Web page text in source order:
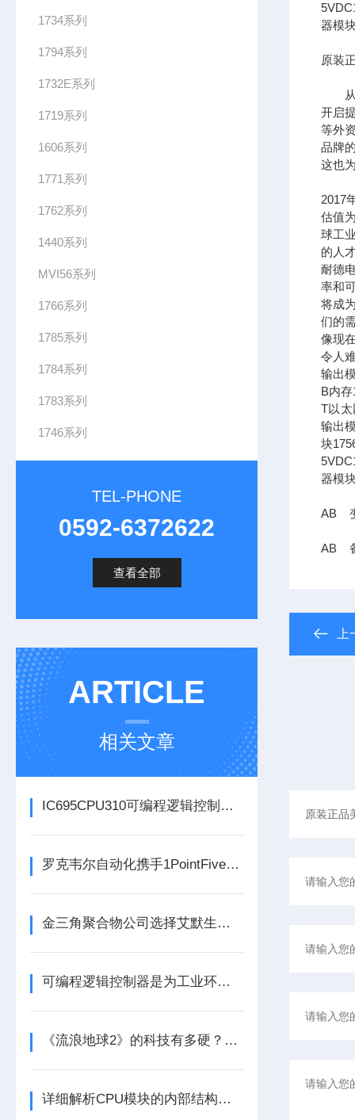
1734系列
1794系列
1732E系列
1719系列
1606系列
1771系列
1762系列
1440系列
MVI56系列
1766系列
1785系列
1784系列
1783系列
1746系列
TEL-PHONE
0592-6372622
查看全部
ARTICLE
相关文章
IC695CPU310可编程逻辑控制器在各行业中具体应用分享
罗克韦尔自动化携手1PointFive 签署直接空气捕获碳去除信用协议
金三角聚合物公司选择艾默生为其新建工厂提供设备数字自动化技术以及软件
可编程逻辑控制器是为工业环境设计的数字运算控制系统
《流浪地球2》的科技有多硬？工业移动机器人首登大银幕
详细解析CPU模块的内部结构及其功能
器模
原装
从全
开启
等外
品牌
这也
2017
估值
球工
的人
耐德
率和
将成
们的
像现
令人
输出
B内
T以太
输出
块
器模
AB
AB